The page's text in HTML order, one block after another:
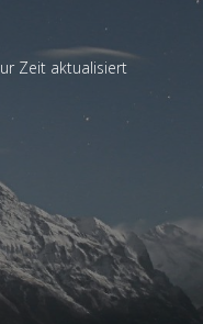
Zeit aktualisiert